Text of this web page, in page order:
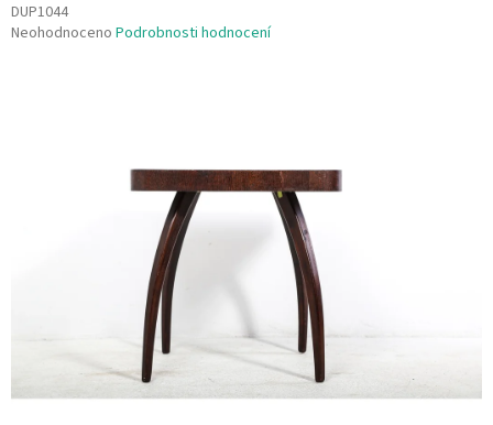
DUP1044
Průměrné
Neohodnoceno Podrobnosti hodnocení